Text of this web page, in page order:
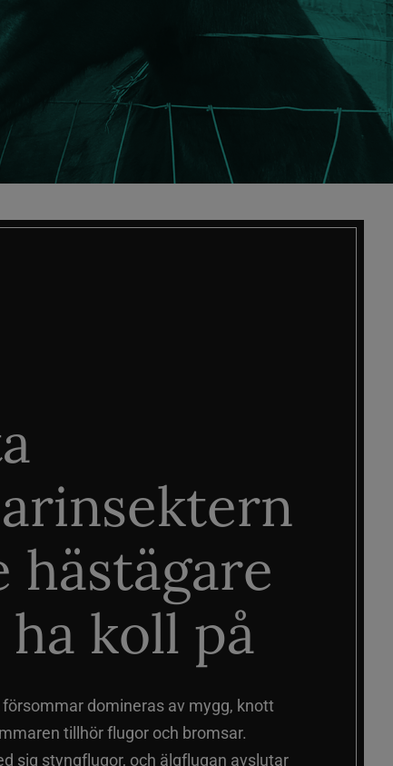
hästägare
koll på
försommar domineras av mygg, knott
tillhör flugor och bromsar.
sig styngflugor, och älgflugan avslutar